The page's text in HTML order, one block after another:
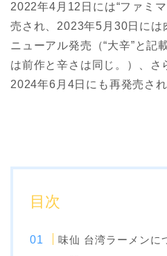
2022年4月12日には“ファミ
売され、2023年5月30日には
ニューアル発売（“大辛”と記
は前作と辛さは同じ。）、さ
2024年6月4日にも再発売され
目次
味仙 台湾ラーメンに